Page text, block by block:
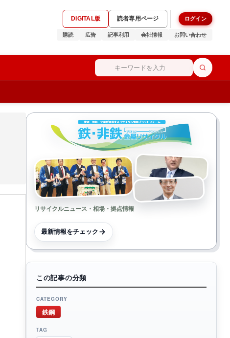
DIGITAL版 読者専用ページ ログイン
購読 広告 記事利用 会社情報 お問い合わせ
リサイクルニュース・相場・拠点情報
最新情報をチェック
この記事の分類
CATEGORY
鉄鋼
TAG